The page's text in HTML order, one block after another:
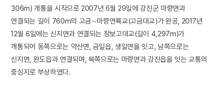
306m) 개통을 시작으로 2007년 6월 29일에 강진군 마량면과
연결되는 길이 760m의 고금∼마량연륙교(고금대교)가 완공, 2017년
12월 6일에는 신지면과 연결되는 장보고대교(길이 4,297m)가
개통되어 동쪽으로는 약산면, 금일읍, 생일면을 잇고, 남쪽으로는
신지면, 완도읍과 연결되며, 북쪽으로는 마량면과 강진읍을 잇는 교통의
중심지로 부상하였다.